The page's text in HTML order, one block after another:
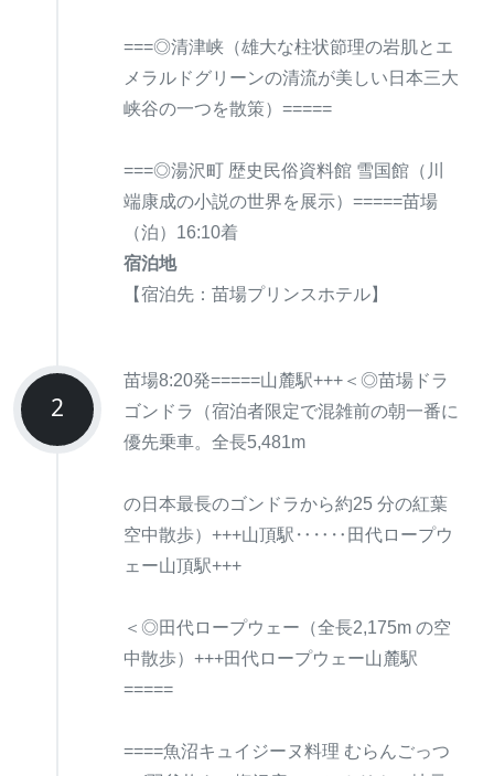
===◎清津峡（雄大な柱状節理の岩肌とエ
メラルドグリーンの清流が美しい日本三大
峡谷の一つを散策）=====
===◎湯沢町 歴史民俗資料館 雪国館（川
端康成の小説の世界を展示）=====苗場
（泊）16:10着
宿泊地
【宿泊先：苗場プリンスホテル】
2
苗場8:20発=====山麓駅+++＜◎苗場ドラ
ゴンドラ（宿泊者限定で混雑前の朝一番に
優先乗車。全長5,481m
の日本最長のゴンドラから約25 分の紅葉
空中散歩）+++山頂駅‥‥‥田代ロープウ
ェー山頂駅+++
＜◎田代ロープウェー（全長2,175m の空
中散歩）+++田代ロープウェー山麓駅
=====
====魚沼キュイジーヌ料理 むらんごっつ